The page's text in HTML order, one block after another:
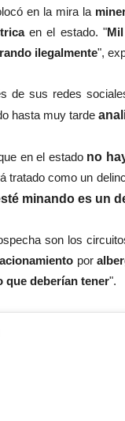
en la mira la
en el estado. "
ilegalmente",
de sus redes
hasta muy tarde
en el estado no
tratado como un
minando es un
son los
por
que deberían tener".